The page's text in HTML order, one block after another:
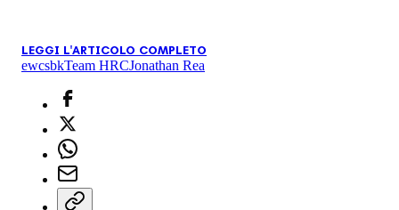
LEGGI L'ARTICOLO COMPLETO
ewcsbkTeam HRCJonathan Rea